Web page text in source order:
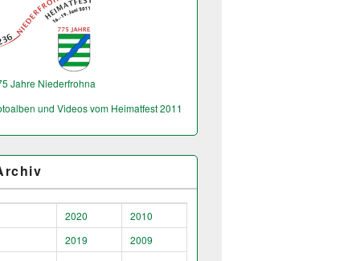
Jahre Niederfrohna
und Videos vom Heimatfest 2011
2020
2010
2019
2009